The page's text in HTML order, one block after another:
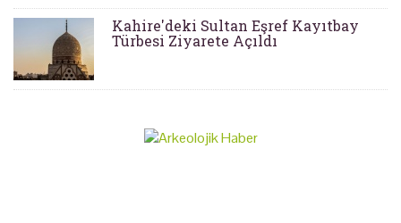
Kahire'deki Sultan Eşref Kayıtbay
Türbesi Ziyarete Açıldı